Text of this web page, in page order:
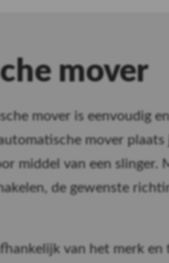
mover
mover is eenvoudig en
mover plaats
middel van een slinger.
de gewenste
van het merk en